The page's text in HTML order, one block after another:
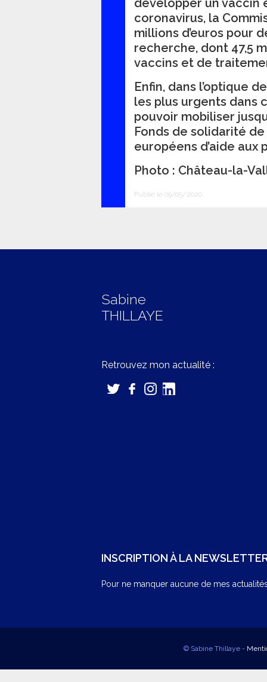
développer un
coronavirus, la
millions d’euros pour
recherche, dont 47,5
vaccins et de
Enfin, dans l’optique
les plus urgents dans
pouvoir mobiliser
Fonds de solidarité de
européens d’aide aux
Photo : Château-la-
Publié le 09/05/2020
Sabine
THILLAYE
Retrouvez mon actualité :
INSCRIPTION À LA
Pour ne manquer aucune de mes
© Sabine Thillaye -